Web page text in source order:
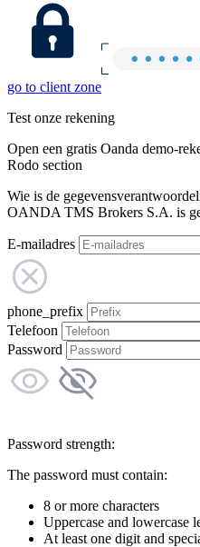
go to client zone
Test onze rekening
Open een gratis Oanda demo-
Rodo section
Wie is de
OANDA TMS Brokers S.A. is
E-mailadres
phone_prefix
Telefoon
Password
Password strength:
The password must contain:
8 or more characters
Uppercase and lowercase
At least one digit and